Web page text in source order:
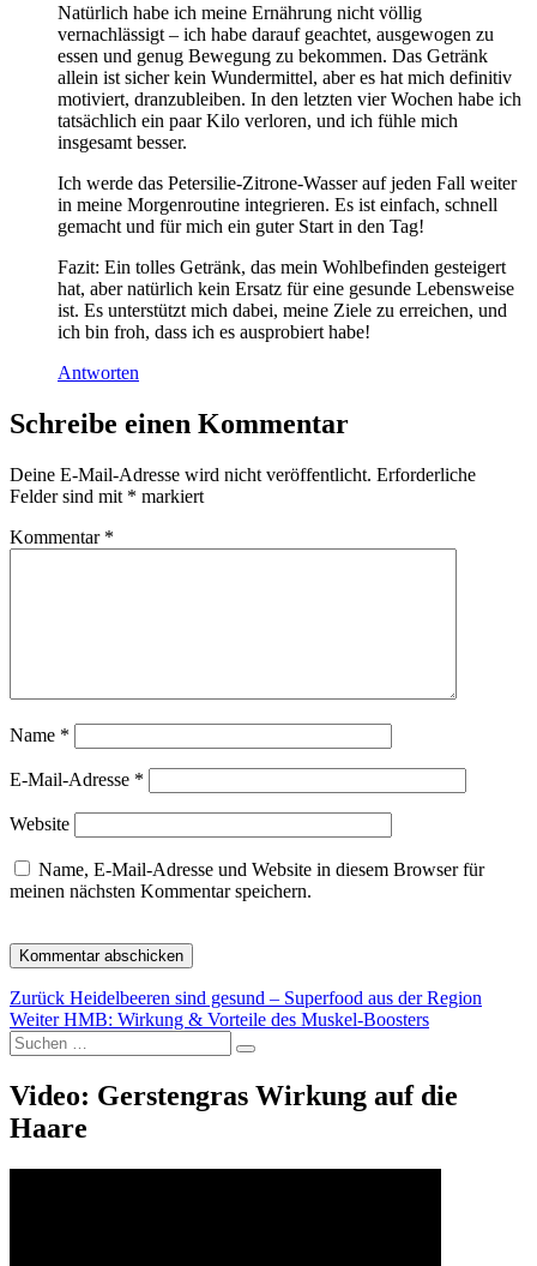
Natürlich habe ich meine Ernährung nicht völlig
vernachlässigt – ich habe darauf geachtet, ausgewogen zu
essen und genug Bewegung zu bekommen. Das Getränk
allein ist sicher kein Wundermittel, aber es hat mich definitiv
motiviert, dranzubleiben. In den letzten vier Wochen habe ich
tatsächlich ein paar Kilo verloren, und ich fühle mich
insgesamt besser.
Ich werde das Petersilie-Zitrone-Wasser auf jeden Fall weiter
in meine Morgenroutine integrieren. Es ist einfach, schnell
gemacht und für mich ein guter Start in den Tag!
Fazit: Ein tolles Getränk, das mein Wohlbefinden gesteigert
hat, aber natürlich kein Ersatz für eine gesunde Lebensweise
ist. Es unterstützt mich dabei, meine Ziele zu erreichen, und
ich bin froh, dass ich es ausprobiert habe!
Antworten
Schreibe einen Kommentar
Deine E-Mail-Adresse wird nicht veröffentlicht. Erforderliche
Felder sind mit * markiert
Kommentar *
Name *
E-Mail-Adresse *
Website
Name, E-Mail-Adresse und Website in diesem Browser für
meinen nächsten Kommentar speichern.
Beitragsnavigation
Zurück Vorheriger
Beitrag:
Heidelbeeren sind gesund – Superfood aus der Region
Weiter Nächster
Beitrag:
HMB: Wirkung & Vorteile des Muskel-Boosters
Suche
nach:
Suchen
Video: Gerstengras Wirkung auf die
Haare